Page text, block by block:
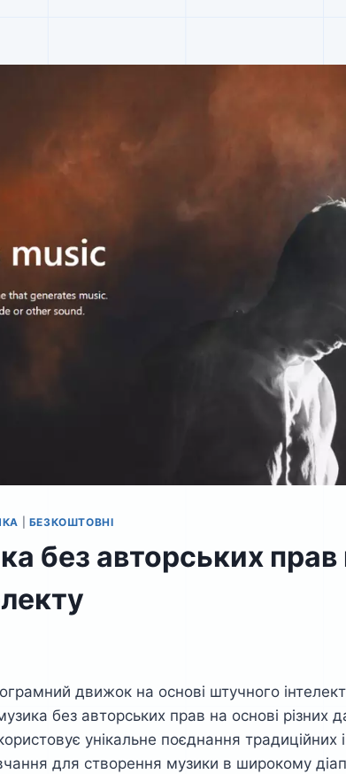
БЕЗКОШТОВНІ
без авторських прав
движок на основі штучного
без авторських прав на основі різних
унікальне поєднання традиційних
для створення музики в широкому